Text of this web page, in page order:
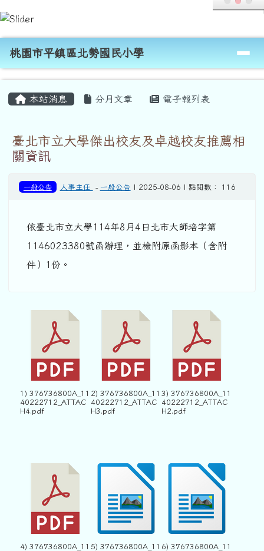
跳至主內容區
桃園市平鎮區北勢國民小學
導覽列
桃園市平鎮區北勢國民小學
本站消息 分月文章 電子報列表
臺北市立大學傑出校友及卓越校友推薦相
關資訊
一般公告 人事主任 - 一般公告 | 2025-08-06 | 點閱數： 116
依臺北市立大學114年8月4日北市大師培字第
1146023380號函辦理，並檢附原函影本（含附
件）1份。
1) 376736800A_11
40222712_ATTAC
H4.pdf
2) 376736800A_11
40222712_ATTAC
H3.pdf
3) 376736800A_11
40222712_ATTAC
H2.pdf
4) 376736800A_11 5) 376736800A_11 6) 376736800A_11